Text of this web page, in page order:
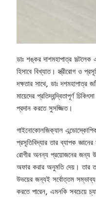
ডাঃ শঙ্কর দাশমহাপাত্র
হিসাবে বিখ্যাত। স্ত্রীরোগ ও
দক্ষতার সাথে, ডাঃ দশমহাপাত্র
মায়েদের প্রতিদ্বন্দ্বিতাপূর্ণ
প্রদান করতে সুসজ্জিত।
গাইনোকোলজিক্যাল এন্ডোস্কোপিক
প্রসূতিবিদ্যার তার ব্যাপক
রোগীর অনন্য প্রয়োজনের জন্য
অফার করার অনুমতি দেয়। তার
উভয়ের জন্যই সর্বোত্তম সম্ভাব্য
করতে পারেন, এমনকি সবচেয়ে